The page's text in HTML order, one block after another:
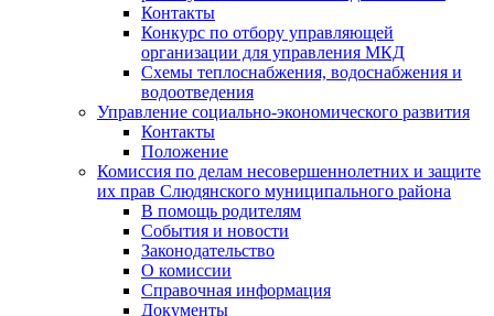
Контакты
Конкурс по отбору управляющей
организации для управления МКД
Схемы теплоснабжения, водоснабжения и
водоотведения
Управление социально-экономического развития
Контакты
Положение
Комиссия по делам несовершеннолетних и защите
их прав Слюдянского муниципального района
В помощь родителям
События и новости
Законодательство
О комиссии
Справочная информация
Документы